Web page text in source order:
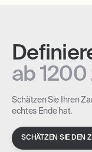
ab 1200
Schätzen Sie Ihren
echtes Ende hat.
SCHÄTZEN SIE DEN